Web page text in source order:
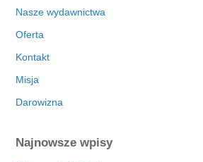
Nasze wydawnictwa
Oferta
Kontakt
Misja
Darowizna
Najnowsze wpisy